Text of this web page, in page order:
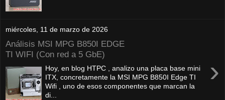
miércoles, 11 de marzo de 2026
Análisis MSI MPG B850I EDGE
TI WIFI (Con red a 5 GbE)
›
Hoy, en blog HTPC , analizo una placa base mini
ITX, concretamente la MSI MPG B850I Edge TI
Wifi , uno de esos componentes que marcan la
di...